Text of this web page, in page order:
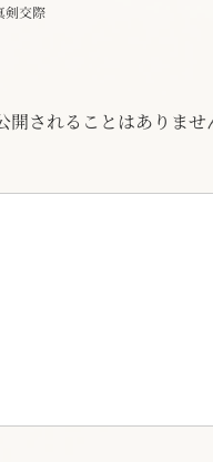
剣交際
されることはありませ